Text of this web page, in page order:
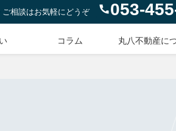
ご相談はお気軽にどうぞ 053-
コラム 丸八不動産に